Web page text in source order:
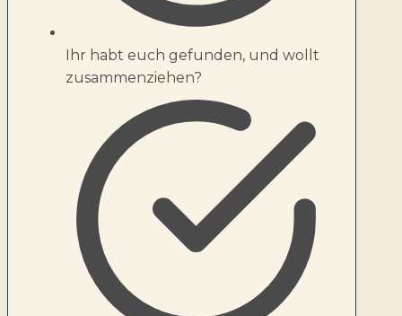
Ihr habt euch gefunden, und wollt
zusammenziehen?